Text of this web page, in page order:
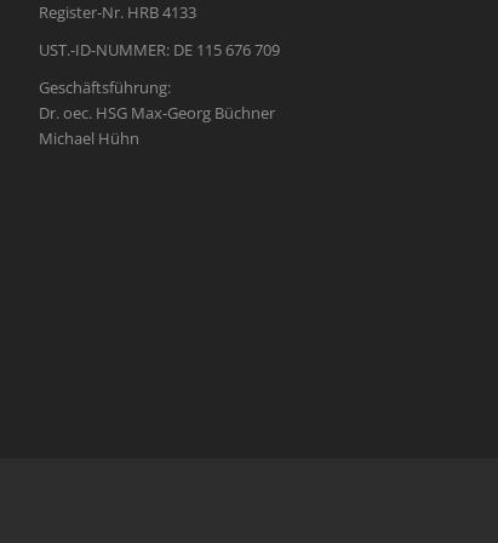
Register-Nr. HRB 4133
UST.-ID-NUMMER: DE 115 676 709
Geschäftsführung:
Dr. oec. HSG Max-Georg Büchner
Michael Hühn